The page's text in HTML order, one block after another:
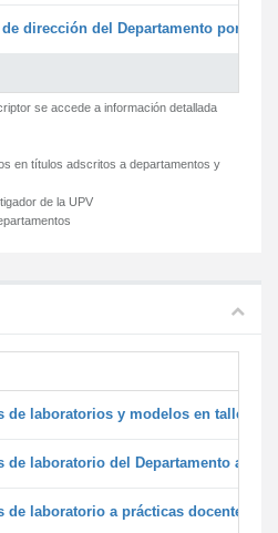
dirección del Departamento por
se accede a información detallada
en títulos adscritos a departamentos y
de la UPV
de laboratorios y modelos en
de laboratorio del Departamento a la
de laboratorio a prácticas docentes y